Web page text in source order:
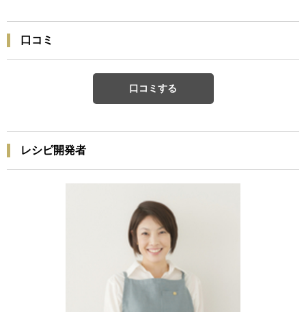
口コミ
口コミする
レシピ開発者